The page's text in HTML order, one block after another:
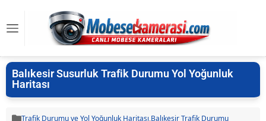
Balıkesir Susurluk Trafik Durumu Yol Yoğunluk
Haritası
Trafik Durumu ve Yol Yoğunluk Haritası,Balıkesir Trafik Durumu